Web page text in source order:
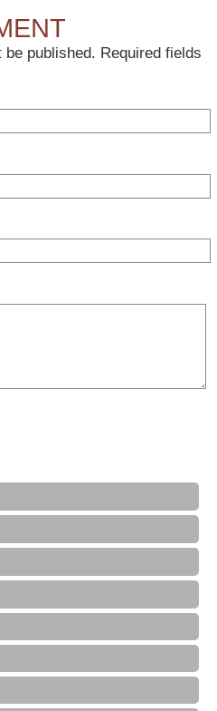
published. Required fields